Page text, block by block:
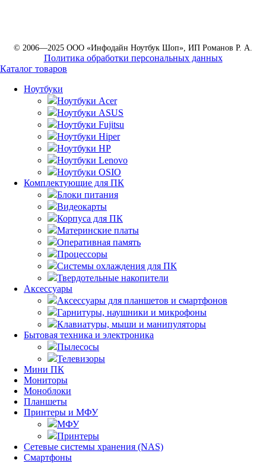
© 2006—2025 ООО «Инфодайн Ноутбук Шоп», ИП Романов Р. А.
Политика обработки персональных данных
Каталог товаров
Ноутбуки
Ноутбуки Acer
Ноутбуки ASUS
Ноутбуки Fujitsu
Ноутбуки Hiper
Ноутбуки HP
Ноутбуки Lenovo
Ноутбуки OSIO
Комплектующие для ПК
Блоки питания
Видеокарты
Корпуса для ПК
Материнские платы
Оперативная память
Процессоры
Системы охлаждения для ПК
Твердотельные накопители
Аксессуары
Аксессуары для планшетов и смартфонов
Гарнитуры, наушники и микрофоны
Клавиатуры, мыши и манипуляторы
Бытовая техника и электроника
Пылесосы
Телевизоры
Мини ПК
Мониторы
Моноблоки
Планшеты
Принтеры и МФУ
МФУ
Принтеры
Сетевые системы хранения (NAS)
Смартфоны